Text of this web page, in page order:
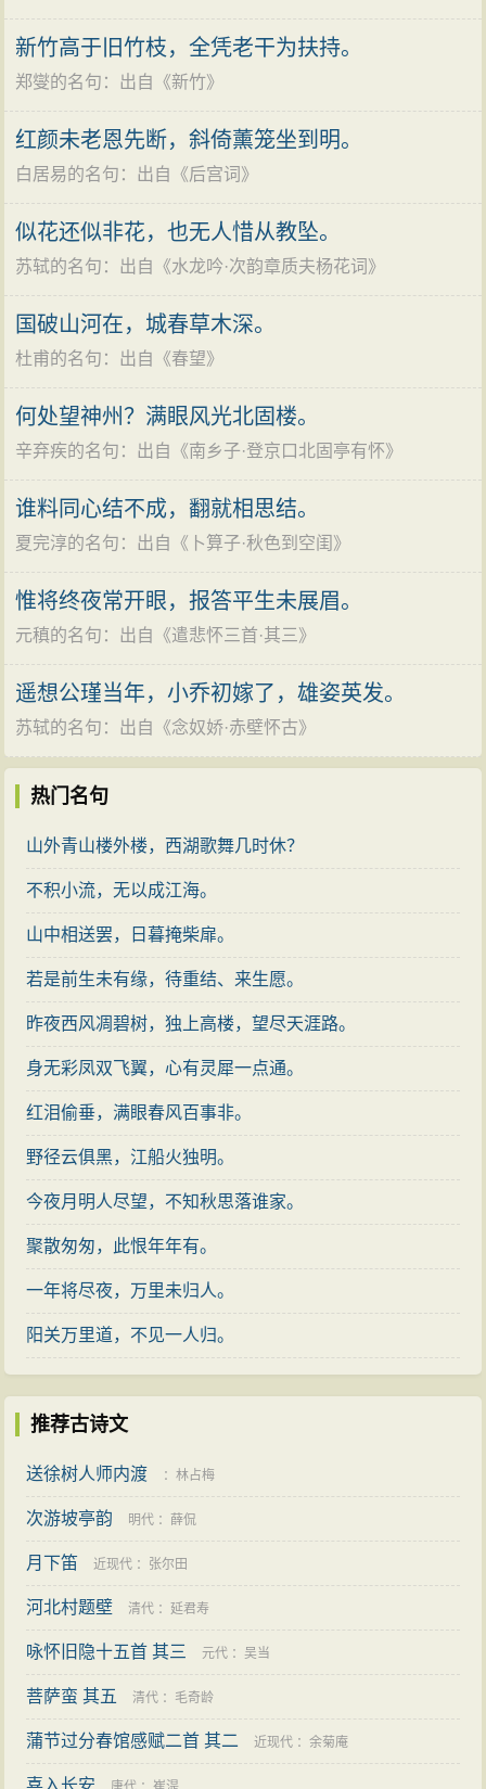
此诗起二句在句法上用对偶句，在作法上则用起兴
的手法，以蝉声来逗起客思，诗一开始即点出秋蝉高
天，以至下狱。大好的青春，经历了政治上的种种折磨
已经消逝，头上增添了星星白发。在狱中看到这高唱的
更因此回想到自己少年时代，也何尝不如秋蝉的高唱，
而今一事无成，甚至入狱。就在这十个字中，诗人动作
比兴的方法，把这分凄恻的感情，委婉曲折地表达了出
诗云：“凄凄重凄凄，嫁娶不须啼，愿得一心人，白头不
相离。”（见《西京杂记》）这里，诗人巧妙地运用了这
之忱。“白头吟”三字于此起了双关的作用，比原意更深入
一层。十字之中，什么悲呀愁呀这一类明点的字眼一个
不用，意在言外，充分显示了诗的含蓄之美。
力，“飞难进”比喻政治上的不得意，“响易沉”比喻言论上
片，融混而不可分了。咏物诗写到如此境界，才算是“寄
托遥深”。
诗人在写这首诗时，由于感情充沛，功力深至，故
仍用比体。秋蝉高居树上，餐风饮露，没有人相信它不
食人间烟火。这句诗人喻高洁的品性，不为时人所了
解，相反地还被诬陷入狱，“无人信高洁”之语，也是对坐
一个人来替诗人雪冤。“卿须怜我我怜卿”，意谓：只有蝉
能为我而高唱，也只有我能为蝉而长吟。末句用问句的
方式，蝉与诗人又浑然一体了。
吟”，以发“仙声”。对照杨炯的《从军行》与杜甫《蜀
相》，两诗若无“宁为百夫长，胜作一书生”，“出师未捷身
先死，长使英雄泪满襟”这样的“龙吟”句殿后，直抒胸臆，
洁，谁为表予心”，遂脱去了前三联罩裹诗句的“蝉身”，使
人看到了作者洁纯无瑕的报国诚心，这颗诚心恰如其
高秋之坠露，清畏人知。”不以世俗更易秉性，宁饮坠露
也要保持“韵姿”。正是这裂帛一问，才使《在狱咏蝉》成
为唐诗的卓荦名篇，超然于初唐诸宫体艳诗之上。
自然，语多双关，于咏物中寄情寓兴，由物到人，由人
新竹高于旧竹枝，全凭老干为扶持。
郑燮的名句 ：出自《新竹》
红颜未老恩先断，斜倚薰笼坐到明。
白居易的名句 ：出自《后宫词 》
似花还似非花，也无人惜从教坠。
苏轼的名句 ：出自《水龙吟·次韵章质夫杨花词 》
国破山河在，城春草木深。
杜甫的名句 ：出自《春望》
何处望神州？满眼风光北固楼。
辛弃疾的名句 ：出自《南乡子·登京口北固亭有怀》
谁料同心结不成，翻就相思结。
夏完淳的名句 ：出自《 卜算子·秋色到空闺 》
惟将终夜常开眼，报答平生未展眉。
元稹的名句 ：出自《遣悲怀三首·其三》
遥想公瑾当年，小乔初嫁了，雄姿英发。
苏轼的名句 ：出自《念奴娇·赤壁怀古》
热门名句
山外青山楼外楼，西湖歌舞几时休？
不积小流，无以成江海。
山中相送罢，日暮掩柴扉。
若是前生未有缘，待重结、来生愿。
昨夜西风凋碧树，独上高楼，望尽天涯路。
身无彩凤双飞翼，心有灵犀一点通。
红泪偷垂，满眼春风百事非。
野径云俱黑，江船火独明。
今夜月明人尽望，不知秋思落谁家。
聚散匆匆，此恨年年有。
一年将尽夜，万里未归人。
阳关万里道，不见一人归。
推荐古诗文
送徐树人师内渡 ：林占梅
次游坡亭韵 明代 ： 薛侃
月下笛 近现代 ： 张尔田
河北村题壁 清代 ： 延君寿
咏怀旧隐十五首 其三 元代 ：吴当
菩萨蛮 其五 清代 ： 毛奇龄
蒲节过分春馆感赋二首 其二 近现代 ：余菊庵
喜入长安